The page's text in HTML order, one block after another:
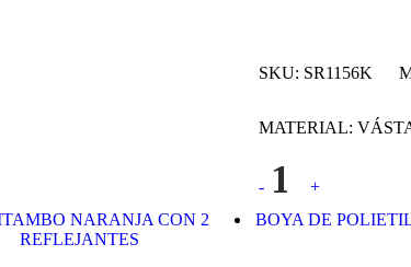
SKU: SR1156K
MATERIAL:
Quantity
-
+
NARANJA CON 2
REFLEJANTES
BOYA DE